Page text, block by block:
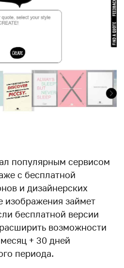
популярным сервисом
с бесплатной
и дизайнерских
изображения займет
бесплатной версии
возможности
+ 30 дней
периода.